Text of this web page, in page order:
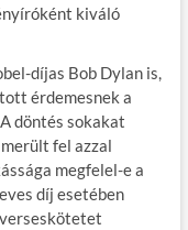
kiváló
díjas Bob Dylan is,
érdemesnek a
döntés sokakat
fel azzal
megfelel-e a
díj esetében